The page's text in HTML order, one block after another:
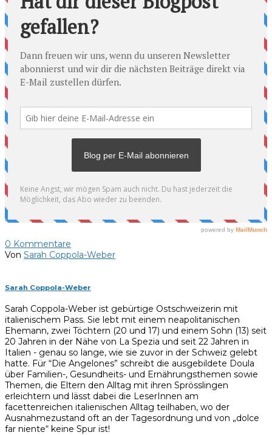
0 Kommentare
Von Sarah Coppola-Weber
Sarah Coppola-Weber
Sarah Coppola-Weber ist gebürtige Ostschweizerin mit
italienischem Pass. Sie lebt mit einem neapolitanischen
Ehemann, zwei Töchtern (20 und 17) und einem Sohn (13) seit
20 Jahren in der Nähe von La Spezia und seit 22 Jahren in
Italien - genau so lange, wie sie zuvor in der Schweiz gelebt
hatte. Für “Die Angelones” schreibt die ausgebildete Doula
über Familien-, Gesundheits- und Ernährungsthemen sowie
Themen, die Eltern den Alltag mit ihren Sprösslingen
erleichtern und lässt dabei die LeserInnen am
facettenreichen italienischen Alltag teilhaben, wo der
Ausnahmezustand oft an der Tagesordnung und von „dolce
far niente“ keine Spur ist!